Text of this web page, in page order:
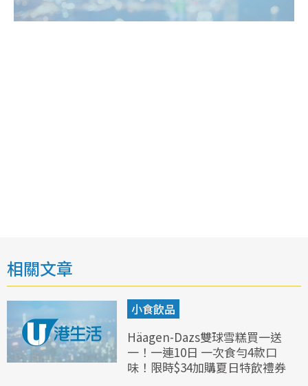
相關文章
小食飲品
Häagen-Dazs雙球雪糕買一送
一！一連10日 一次食勻4款口
味！限時$34加購夏日特飲禮券